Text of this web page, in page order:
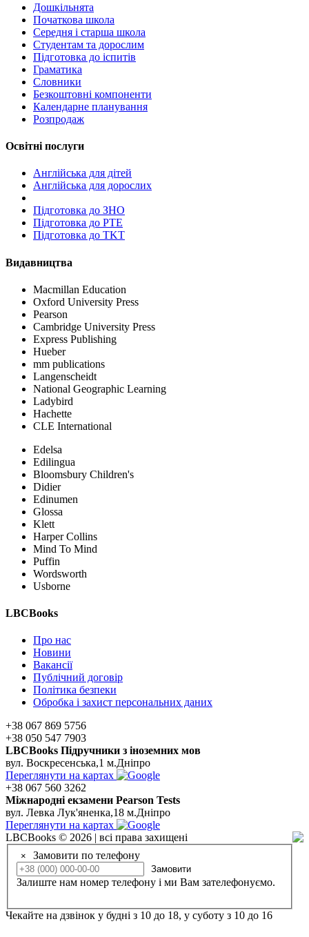
Дошкільнята
Початкова школа
Середня і старша школа
Студентам та дорослим
Підготовка до іспитів
Граматика
Словники
Безкоштовні компоненти
Календарне планування
Розпродаж
Освітні послуги
Англійська для дітей
Англійська для дорослих
Пiдготовка до ЗНО
Підготовка до PTE
Підготовка до TKT
Видавництва
Macmillan Education
Oxford University Press
Pearson
Cambridge University Press
Express Publishing
Hueber
mm publications
Langenscheidt
National Geographic Learning
Ladybird
Hachette
CLE International
Edelsa
Edilingua
Bloomsbury Children's
Didier
Edinumen
Glossa
Klett
Harper Collins
Mind To Mind
Puffin
Wordsworth
Usborne
LBCBooks
Про нас
Новини
Вакансії
Публічний договір
Політика безпеки
Обробка і захист персональних даних
+38 067 869 5756
+38 050 547 7903
LBCBooks Підручники з іноземних мов
вул. Воскресенська,1 м.Дніпро
Переглянути на картах
+38 067 560 3262
Мiжнароднi екзамени Pearson Tests
вул. Левка Лук'яненка,18 м.Дніпро
Переглянути на картах
LBCBooks © 2026 | всі права захищені
× Замовити по телефону
Замовити
Залиште нам номер телефону і ми Вам зателефонуємо.
Чекайте на дзвінок у будні з 10 до 18, у суботу з 10 до 16